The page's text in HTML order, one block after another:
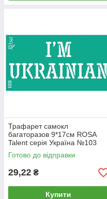
Трафарет самокл
багаторазов 9*17см ROSA
Talent серія Україна №103
36255103
Готово до відправки
29,22 ₴
Купити